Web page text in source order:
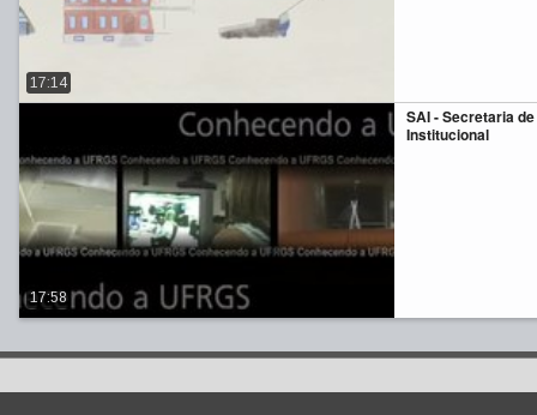
17:14
SAI - Secretaria
Institucional
17:58